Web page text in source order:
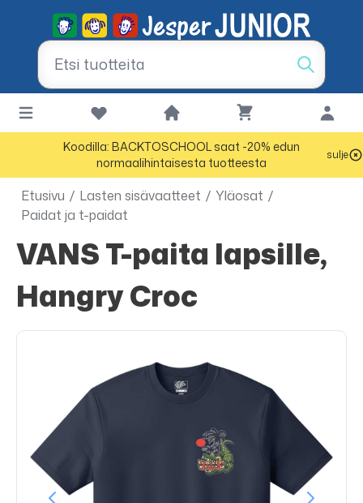
Koodilla: BACKTOSCHOOL saat -20% edun
normaalihintaisesta tuotteesta
sulje
Etusivu / Lasten sisävaatteet / Yläosat /
Paidat ja t-paidat
VANS T-paita lapsille,
Hangry Croc